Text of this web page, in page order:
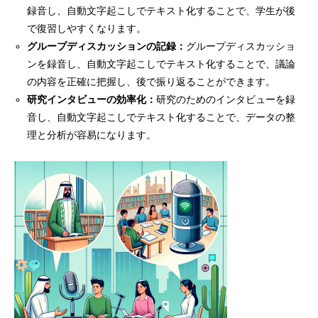
録音し、自動文字起こしでテキスト化することで、学生が後
で復習しやすくなります。
グループディスカッションの記録： グループディスカッショ
ンを録音し、自動文字起こしでテキスト化することで、議論
の内容を正確に把握し、後で振り返ることができます。
研究インタビューの効率化：研究のためのインタビューを録
音し、自動文字起こしでテキスト化することで、データの整
理と分析が容易になります。